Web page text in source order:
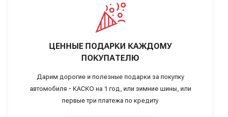
ЦЕННЫЕ ПОДАРКИ КАЖДОМУ
ПОКУПАТЕЛЮ
Дарим дорогие и полезные подарки за покупку
автомобиля - КАСКО на 1 год, или зимние шины, или
первые три платежа по кредиту